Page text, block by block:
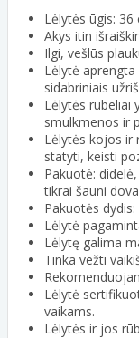
Lėlytės ūgis: 36
Akys itin
Ilgi, vešlūs
Lėlytė
sidabriniais
Lėlytės rūbeliai
smulkmenos ir
Lėlytės kojos ir
statyti, keisti
Pakuotė:
tikrai šauni
Pakuotės
Lėlytė
Lėlytę galima
Tinka vežti
Lėlytė
vaikams.
Lėlytės ir jos